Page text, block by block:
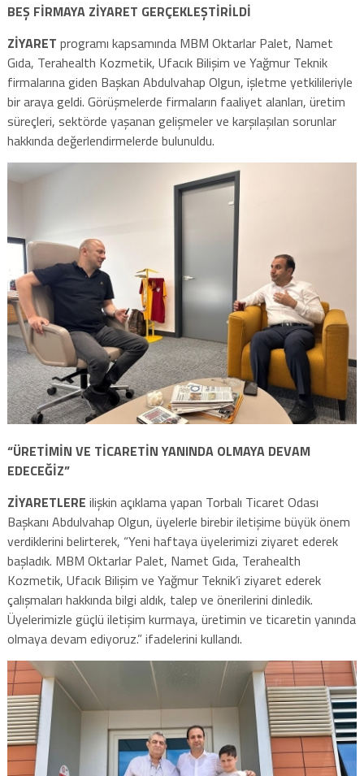
BEŞ FİRMAYA ZİYARET GERÇEKLEŞTİRİLDİ
ZİYARET programı kapsamında MBM Oktarlar Palet, Namet
Gıda, Terahealth Kozmetik, Ufacık Bilişim ve Yağmur Teknik
firmalarına giden Başkan Abdulvahap Olgun, işletme yetkilileriyle
bir araya geldi. Görüşmelerde firmaların faaliyet alanları, üretim
süreçleri, sektörde yaşanan gelişmeler ve karşılaşılan sorunlar
hakkında değerlendirmelerde bulunuldu.
“ÜRETİMİN VE TİCARETİN YANINDA OLMAYA DEVAM
EDECEĞİZ”
ZİYARETLERE ilişkin açıklama yapan Torbalı Ticaret Odası
Başkanı Abdulvahap Olgun, üyelerle birebir iletişime büyük önem
verdiklerini belirterek, “Yeni haftaya üyelerimizi ziyaret ederek
başladık. MBM Oktarlar Palet, Namet Gıda, Terahealth
Kozmetik, Ufacık Bilişim ve Yağmur Teknik’i ziyaret ederek
çalışmaları hakkında bilgi aldık, talep ve önerilerini dinledik.
Üyelerimizle güçlü iletişim kurmaya, üretimin ve ticaretin yanında
olmaya devam ediyoruz.” ifadelerini kullandı.